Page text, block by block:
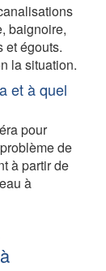
baignoire,
et égouts.
la situation.
et à quel
pour
de
à partir de
à